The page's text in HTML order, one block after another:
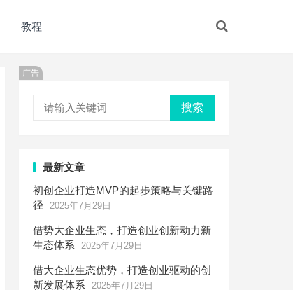
教程
广告
搜索
最新文章
初创企业打造MVP的起步策略与关键路
径
2025年7月29日
借势大企业生态，打造创业创新动力新
生态体系
2025年7月29日
借大企业生态优势，打造创业驱动的创
新发展体系
2025年7月29日